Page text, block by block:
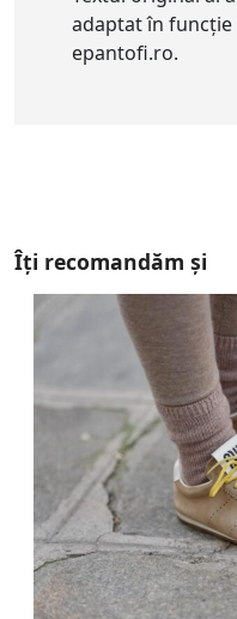
adaptat în
epantofi.ro.
Îți recomandăm și